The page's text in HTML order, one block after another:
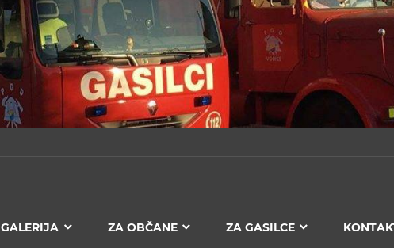
GALERIJA ZA OBČANE ZA GASILCE